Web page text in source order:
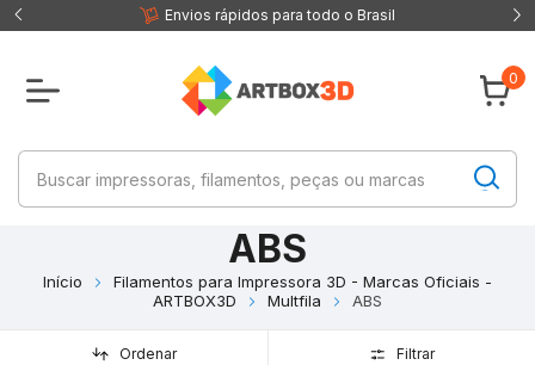
Envios rápidos para todo o Brasil
0
ABS
Início
Filamentos para Impressora 3D - Marcas Oficiais -
ARTBOX3D
Multfila ABS
Ordenar Filtrar